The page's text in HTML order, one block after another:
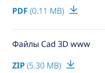
PDF (0.11 MB)
Файлы Cad 3D www
ZIP (5.30 MB)